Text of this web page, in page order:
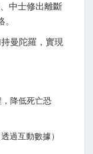
中士修出離斷
曼陀羅，實現
降低死亡恐
過互動數據）